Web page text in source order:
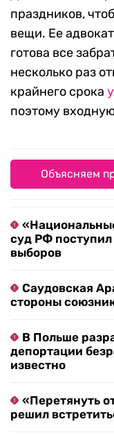
праздников,
вещи. Ее
готова все
несколько раз
крайнего срока
поэтому
Объясняем
суд РФ
выборов
Саудовская
стороны
В Польше
депортации
известно
«Перетянуть
решил